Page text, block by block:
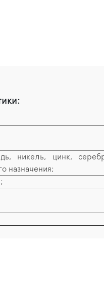
никель, цинк,
назначения;